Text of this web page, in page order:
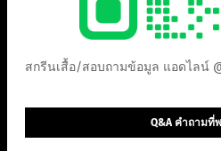
สกรีนเสื้อ/สอบถามข้อมูล แอดไลน์
Q&A คำถามที่